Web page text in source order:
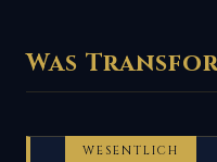
Was
WESENTLICH